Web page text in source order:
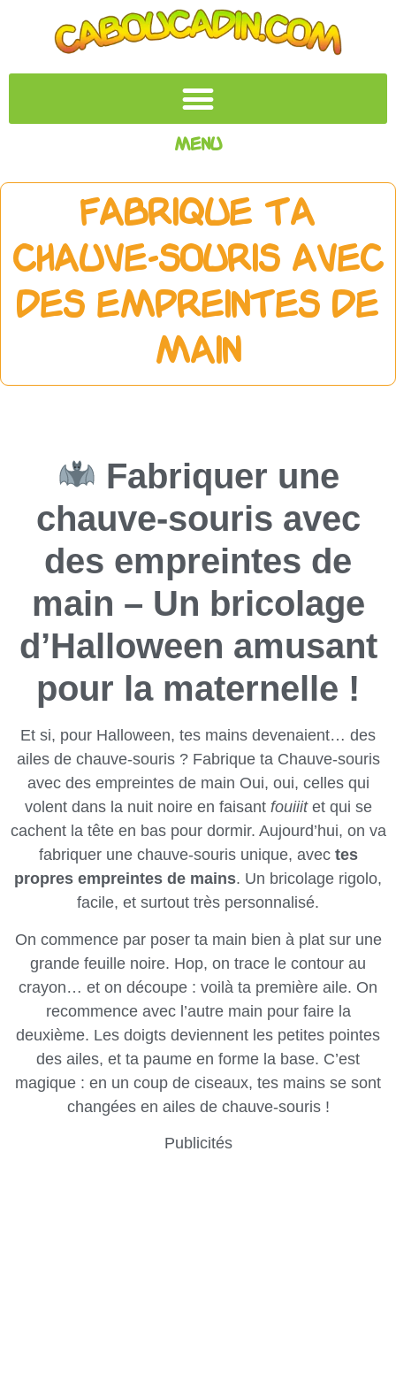
Menu
Fabrique ta
Chauve-souris avec
des empreintes de
main
Fabriquer une
chauve-souris avec
des empreintes de
main – Un bricolage
d’Halloween amusant
pour la maternelle !
Et si, pour Halloween, tes mains devenaient… des
ailes de chauve-souris ? Fabrique ta Chauve-souris
avec des empreintes de main Oui, oui, celles qui
volent dans la nuit noire en faisant fouiiitet qui se
cachent la tête en bas pour dormir. Aujourd’hui, on va
fabriquer une chauve-souris unique, avec tes
propres empreintes de mains. Un bricolage rigolo,
facile, et surtout très personnalisé.
On commence par poser ta main bien à plat sur une
grande feuille noire. Hop, on trace le contour au
crayon… et on découpe : voilà ta première aile. On
recommence avec l’autre main pour faire la
deuxième. Les doigts deviennent les petites pointes
des ailes, et ta paume en forme la base. C’est
magique : en un coup de ciseaux, tes mains se sont
changées en ailes de chauve-souris !
Publicités